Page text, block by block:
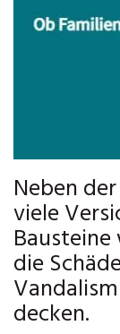
Neben
viele
die
decken.